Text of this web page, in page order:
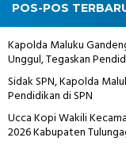
POS-POS
Kapolda Maluku
Unggul, Tegaskan
Sidak SPN, Kapolda
Pendidikan di SPN
Ucca Kopi Wakili
2026 Kabupaten